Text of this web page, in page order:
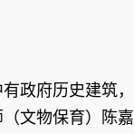
政府历史建筑
文物保育）陈